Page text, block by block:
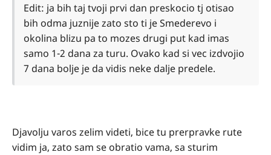
Edit: ja bih taj tvoji prvi dan preskocio tj otisao
bih odma juznije zato sto ti je Smederevo i
okolina blizu pa to mozes drugi put kad imas
samo 1-2 dana za turu. Ovako kad si vec izdvojio
7 dana bolje je da vidis neke dalje predele.
Djavolju varos zelim videti, bice tu prerpravke rute
vidim ja, zato sam se obratio vama, sa sturim